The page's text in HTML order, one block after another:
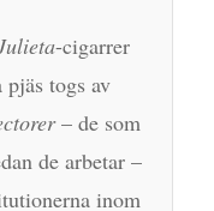
-cigarrer
togs av
– de som
de arbetar –
inom